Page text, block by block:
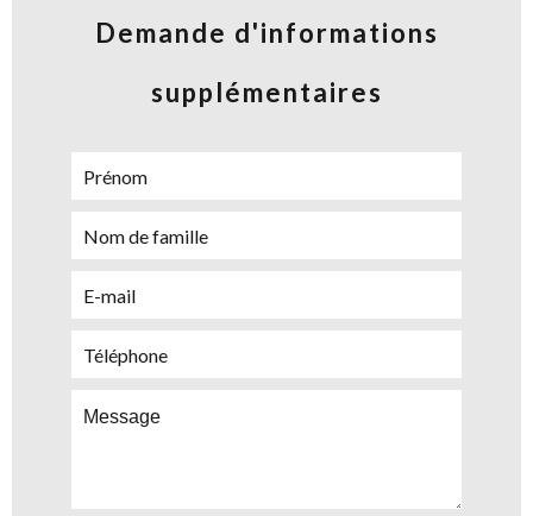
Demande d'informations
supplémentaires